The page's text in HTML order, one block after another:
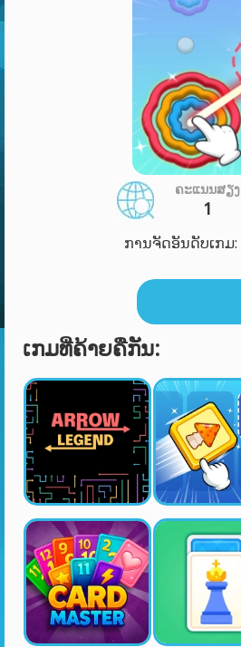
ຄະແນນສຽງ
1
ການຈັດອັນດັບເກມ:
ເກມທີ່ຄ້າຍຄືກັນ: